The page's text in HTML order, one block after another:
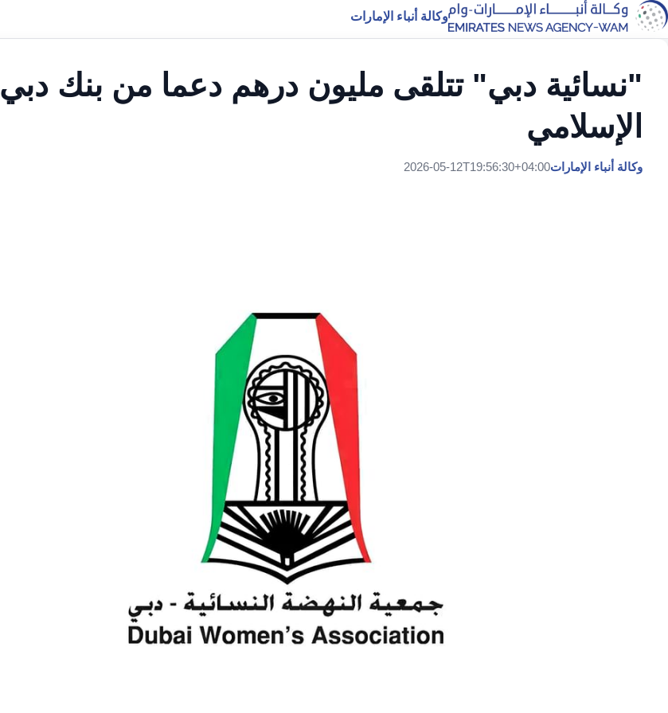
وكالة أنباء الإمارات
"نسائية دبي" تتلقى مليون درهم دعما من بنك دبي
الإسلامي
وكالة أنباء الإمارات2026-05-12T19:56:30+04:00